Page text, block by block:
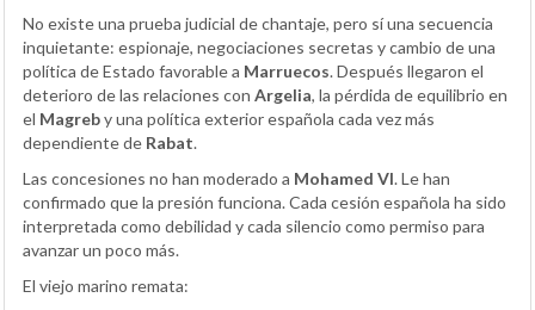
No existe una prueba judicial de chantaje, pero sí una secuencia
inquietante: espionaje, negociaciones secretas y cambio de una
política de Estado favorable a Marruecos. Después llegaron el
deterioro de las relaciones con Argelia, la pérdida de equilibrio en
el Magreby una política exterior española cada vez más
dependiente de Rabat.
Las concesiones no han moderado a Mohamed VI. Le han
confirmado que la presión funciona. Cada cesión española ha sido
interpretada como debilidad y cada silencio como permiso para
avanzar un poco más.
El viejo marino remata: